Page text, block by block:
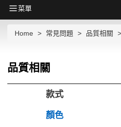
菜單
Home 常見問題 品質相關
品質相關
款式
顏色